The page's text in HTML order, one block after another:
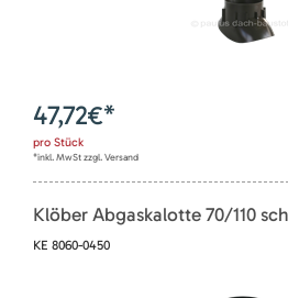
47,72€*
pro Stück
*inkl. MwSt zzgl. Versand
Klöber Abgaskalotte 70/110
KE 8060-0450